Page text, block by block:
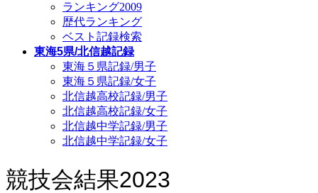
ランキング2009
歴代ランキング
ベスト記録検索
東海5県/北信越記録
東海５県記録/男子
東海５県記録/女子
北信越高校記録/男子
北信越高校記録/女子
北信越中学記録/男子
北信越中学記録/女子
競技会結果2023